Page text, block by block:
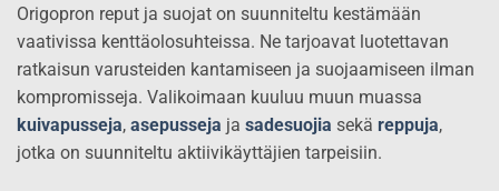
Origopron reput ja suojat on suunniteltu kestämään
vaativissa kenttäolosuhteissa. Ne tarjoavat luotettavan
ratkaisun varusteiden kantamiseen ja suojaamiseen ilman
kompromisseja. Valikoimaan kuuluu muun muassa
kuivapusseja, asepusseja ja sadesuojia sekä reppuja,
jotka on suunniteltu aktiivikäyttäjien tarpeisiin.